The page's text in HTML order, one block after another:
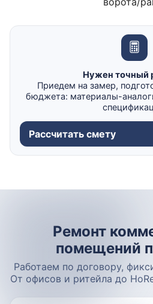
Нужен точный
Приедем на замер,
бюджета: материалы-
Рассчитать смету
Ремонт
помещений
Работаем по договору,
От офисов и ритейла до